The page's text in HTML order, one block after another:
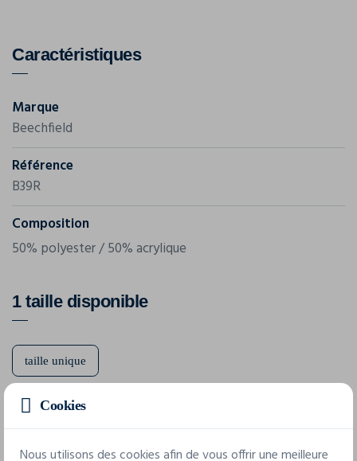
Caractéristiques
Marque
Beechfield
Référence
B39R
Composition
50% polyester / 50% acrylique
1 taille disponible
taille unique
Fiche technique
Cookies
Nous utilisons des cookies afin de vous offrir une meilleure